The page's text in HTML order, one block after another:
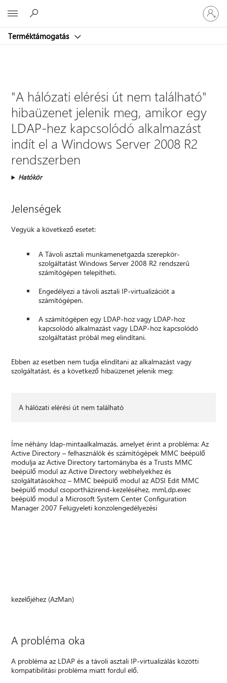
Terméktámogatás
be
a
"A hálózati elérési út nem található"
hibaüzenet jelenik meg, amikor egy
LDAP-hez kapcsolódó alkalmazást
indít el a Windows Server 2008 R2
rendszerben
Hatókör
Jelenségek
Vegyük a következő esetet:
A Távoli asztali munkamenetgazda szerepkör-
szolgáltatást Windows Server 2008 R2 rendszerű
számítógépen telepítheti.
Engedélyezi a távoli asztali IP-virtualizációt a
számítógépen.
A számítógépen egy LDAP-hoz vagy LDAP-hoz
kapcsolódó alkalmazást vagy LDAP-hoz kapcsolódó
szolgáltatást próbál meg elindítani.
Ebben az esetben nem tudja elindítani az alkalmazást vagy
szolgáltatást, és a következő hibaüzenet jelenik meg:
A hálózati elérési út nem található
Íme néhány ldap-mintaalkalmazás, amelyet érint a probléma: Az
Active Directory – felhasználók és számítógépek MMC beépülő
modulja az Active Directory tartományba és a Trusts MMC
beépülő modul az Active Directory webhelyekhez és
szolgáltatásokhoz – MMC beépülő modul az ADSI Edit MMC
beépülő modul csoportházirend-kezeléséhez, mmLdp.exec
beépülő modul a Microsoft System Center Configuration
Manager 2007 Felügyeleti konzolengedélyezési
kezelőjéhez (AzMan)
A probléma oka
A probléma az LDAP és a távoli asztali IP-virtualizálás közötti
kompatibilitási probléma miatt fordul elő.